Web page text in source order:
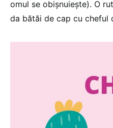
omul se obișnuiește). O
da bătăi de cap cu cheful